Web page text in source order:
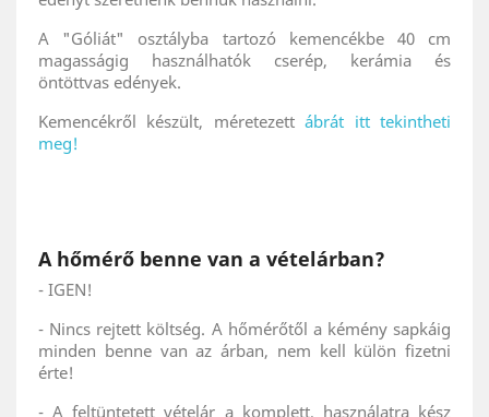
A "Góliát" osztályba tartozó kemencékbe 40 cm
magasságig használhatók cserép, kerámia és
öntöttvas edények.
Kemencékről készült, méretezettábrát itt tekintheti
meg!
A hőmérő benne van a vételárban?
- IGEN!
- Nincs rejtett költség. A hőmérőtől a kémény sapkáig
minden benne van az árban, nem kell külön fizetni
érte!
- A feltüntetett vételár a komplett, használatra kész